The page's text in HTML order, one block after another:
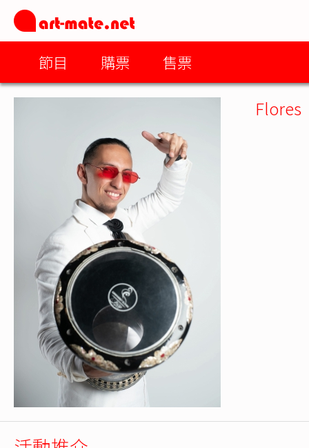
節目 購票 售票
Flores